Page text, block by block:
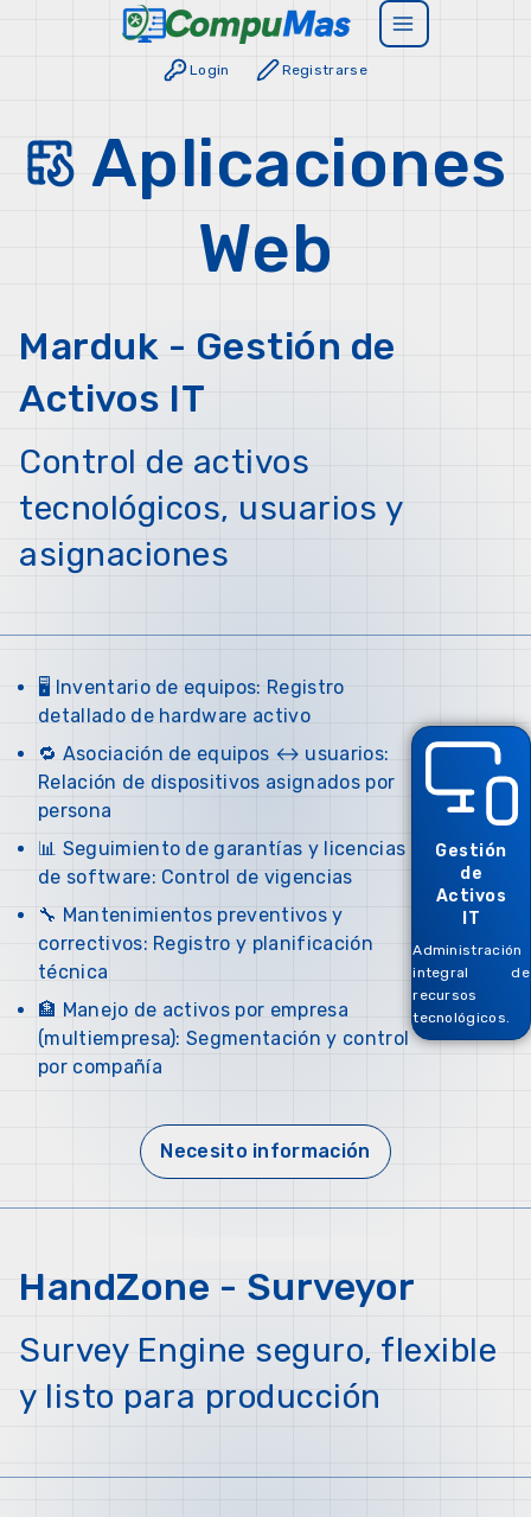
Login Registrarse
Aplicaciones
Web
Marduk - Gestión de
Activos IT
Control de activos
tecnológicos, usuarios y
asignaciones
🖥️ Inventario de equipos: Registro
detallado de hardware activo
🔁 Asociación de equipos ↔ usuarios:
Relación de dispositivos asignados por
persona
📊 Seguimiento de garantías y licencias
de software: Control de vigencias
🔧 Mantenimientos preventivos y
correctivos: Registro y planificación
técnica
🏦 Manejo de activos por empresa
(multiempresa): Segmentación y control
por compañía
Gestión
de
Activos
IT
Administración
integral de
recursos
tecnológicos.
Necesito información
HandZone - Surveyor
Survey Engine seguro, flexible
y listo para producción